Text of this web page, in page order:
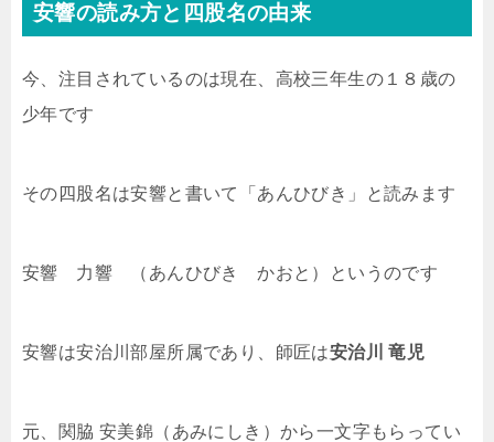
安響の読み方と四股名の由来
今、注目されているのは現在、高校三年生の１８歳の
少年です
その四股名は安響と書いて「あんひびき」と読みます
安響 力響 （あんひびき かおと）というのです
安響は安治川部屋所属であり、師匠は安治川 竜児
元、関脇 安美錦（あみにしき）から一文字もらってい